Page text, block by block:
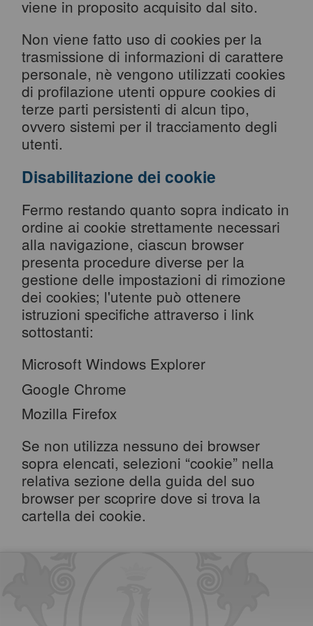
viene in proposito acquisito dal sito.
Non viene fatto uso di cookies per la
trasmissione di informazioni di carattere
personale, nè vengono utilizzati cookies
di profilazione utenti oppure cookies di
terze parti persistenti di alcun tipo,
ovvero sistemi per il tracciamento degli
utenti.
Disabilitazione dei cookie
Fermo restando quanto sopra indicato in
ordine ai cookie strettamente necessari
alla navigazione, ciascun browser
presenta procedure diverse per la
gestione delle impostazioni di rimozione
dei cookies; l'utente può ottenere
istruzioni specifiche attraverso i link
sottostanti:
Microsoft Windows Explorer
Google Chrome
Mozilla Firefox
Se non utilizza nessuno dei browser
sopra elencati, selezioni “cookie” nella
relativa sezione della guida del suo
browser per scoprire dove si trova la
cartella dei cookie.